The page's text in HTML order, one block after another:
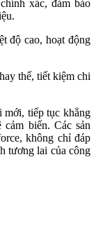
xác, đảm bảo
độ cao, hoạt động
thế, tiết kiệm chi
mới, tiếp tục khẳng
biến. Các sản
không chỉ đáp
tương lai của công